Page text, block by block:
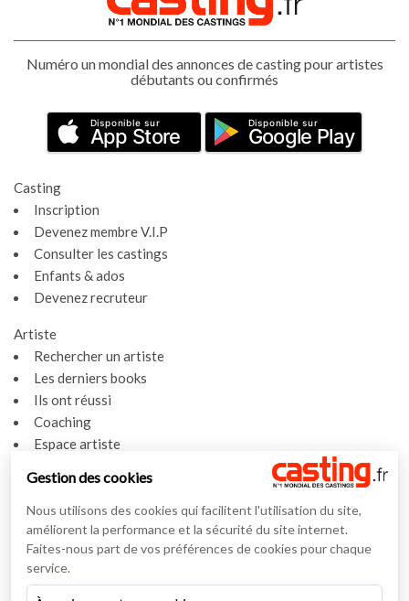
Numéro un mondial des annonces de casting pour artistes
débutants ou confirmés
Disponible sur
App Store
Disponible sur
Google Play
Casting
Inscription
Devenez membre V.I.P
Consulter les castings
Enfants & ados
Devenez recruteur
Artiste
Rechercher un artiste
Les derniers books
Ils ont réussi
Coaching
Espace artiste
Actualités
Actualités
Vidéos
Interviews
Nos interviews
Gestion des cookies
Nous utilisons des cookies qui facilitent l'utilisation du site,
améliorent la performance et la sécurité du site internet.
Faites-nous part de vos préférences de cookies pour chaque
service.